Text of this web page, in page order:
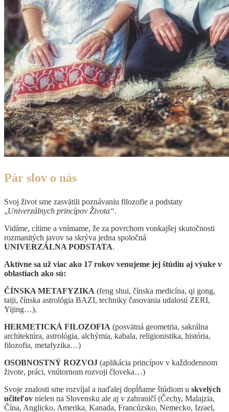
Pár slov o nás
Svoj život sme zasvätili poznávaniu filozofie a podstaty
„Univerzálnych princípov Života“.
Vidíme, cítime a vnímame, že za povrchom vonkajšej skutočnosti
rozmanitých javov sa skrýva jedna spoločná
UNIVERZÁLNA PODSTATA.
Aktívne sa už viac ako 17 rokov venujeme jej štúdiu aj výuke v
oblastiach ako sú:
ČÍNSKA METAFYZIKA (feng shui, čínska medicína, qi gong,
taiji, čínska astrológia BAZI, techniky časovania udalostí ZERI,
Yijing…),
HERMETICKÁ FILOZOFIA (posvätná geometria, sakrálna
architektúra, astrológia, alchýmia, kabala, religionistika, história,
filozofia, metafyzika…)
OSOBNOSTNÝ ROZVOJ (aplikácia princípov v každodennom
živote, práci, vnútornom rozvoji človeka…)
Svoje znalosti sme rozvíjal a naďalej dopĺňame štúdiom u skvelých
učiteľov nielen na Slovensku ale aj v zahraničí (Čechy, Malajzia,
Čína, Anglicko, Amerika, Kanada, Francúzsko, Nemecko, Izrael,